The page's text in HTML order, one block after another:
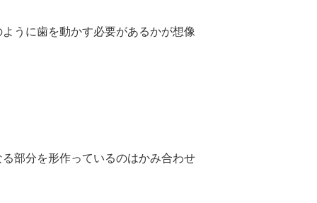
うに歯を動かす必要があるかが想像
部分を形作っているのはかみ合わせ